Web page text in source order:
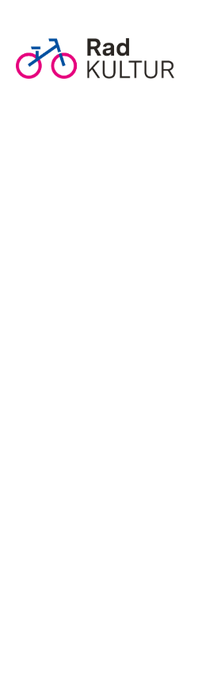
RadKULTUR Baden-